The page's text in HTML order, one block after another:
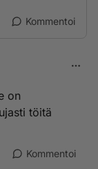
Kommentoi
on
töitä
Kommentoi